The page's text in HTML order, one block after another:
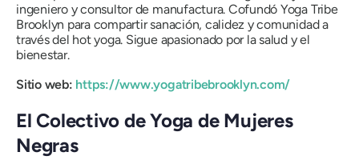
ingeniero y consultor de manufactura. Cofundó Yoga Tribe
Brooklyn para compartir sanación, calidez y comunidad a
través del hot yoga. Sigue apasionado por la salud y el
bienestar.
Sitio web: https://www.yogatribebrooklyn.com/
El Colectivo de Yoga de Mujeres
Negras